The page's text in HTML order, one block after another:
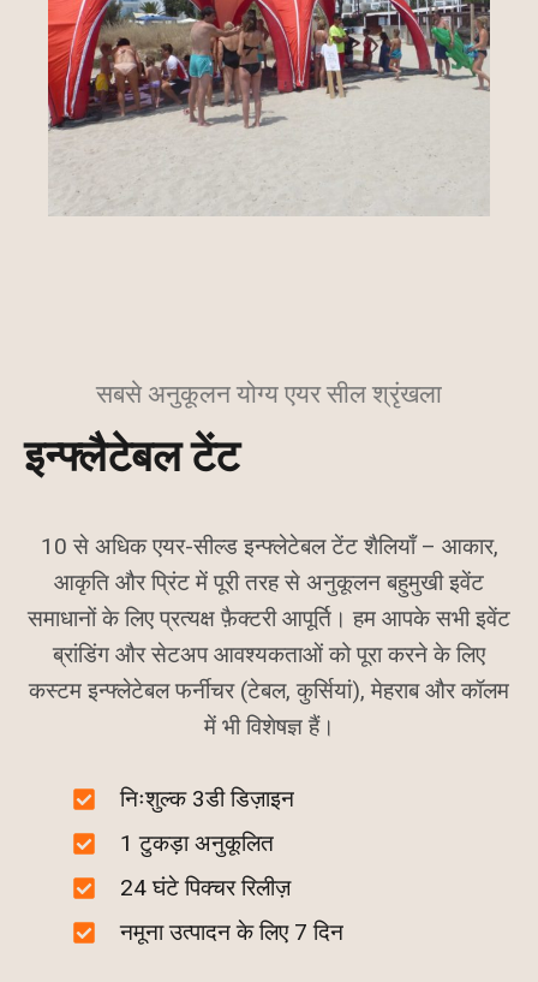
सबसे अनुकूलन योग्य एयर सील श्रृंखला
इन्फ्लैटेबल टेंट
10 से अधिक एयर-सील्ड इन्फ्लेटेबल टेंट शैलियाँ – आकार,
आकृति और प्रिंट में पूरी तरह से अनुकूलन बहुमुखी इवेंट
समाधानों के लिए प्रत्यक्ष फ़ैक्टरी आपूर्ति। हम आपके सभी इवेंट
ब्रांडिंग और सेटअप आवश्यकताओं को पूरा करने के लिए
कस्टम इन्फ्लेटेबल फर्नीचर (टेबल, कुर्सियां), मेहराब और कॉलम
में भी विशेषज्ञ हैं।
निःशुल्क 3डी डिज़ाइन
1 टुकड़ा अनुकूलित
24 घंटे पिक्चर रिलीज़
नमूना उत्पादन के लिए 7 दिन